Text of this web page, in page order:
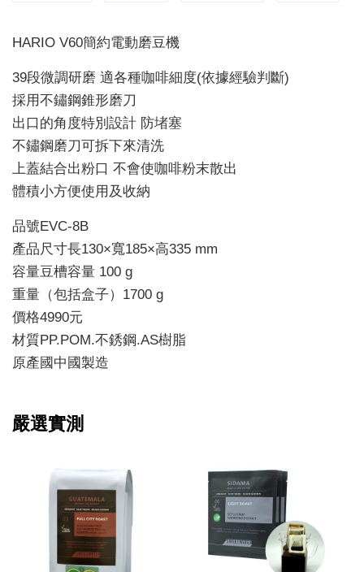
HARIO V60簡約電動磨豆機
39段微調研磨 適各種咖啡細度(依據經驗判斷)
採用不鏽鋼錐形磨刀
出口的角度特別設計 防堵塞
不鏽鋼磨刀可拆下來清洗
上蓋結合出粉口 不會使咖啡粉末散出
體積小方便使用及收納
品號EVC-8B
產品尺寸長130×寬185×高335 mm
容量豆槽容量 100 g
重量（包括盒子）1700 g
價格4990元
材質PP.POM.不銹鋼.AS樹脂
原產國中國製造
嚴選實測